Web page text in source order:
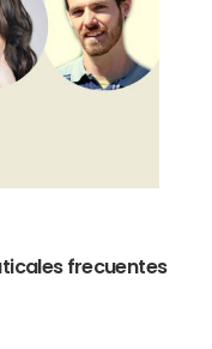
frecuentes